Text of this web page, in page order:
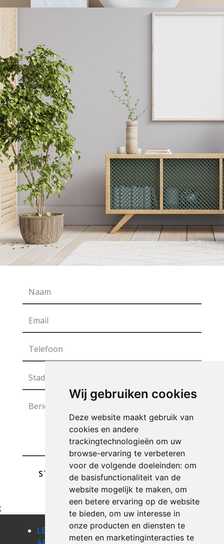
Wij gebruiken cookies
Deze website maakt gebruik van
cookies en andere
trackingtechnologieën om uw
browse-ervaring te verbeteren
voor de volgende doeleinden: om
de basisfunctionaliteit van de
website mogelijk te maken, om
een betere ervaring op de website
te bieden, om uw interesse in
onze producten en diensten te
meten en marketinginteracties te
STUREN
;
LEEGMAKEN LEEGMAKEN LEEGMAKEN